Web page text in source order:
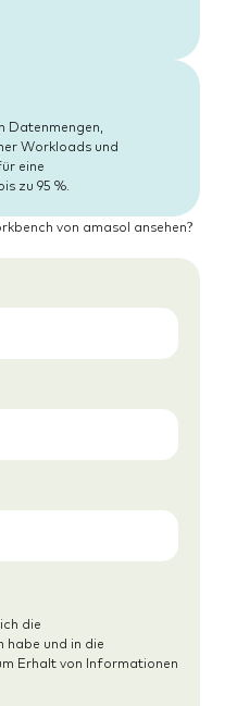
Datenmengen,
Workloads und
eine
zu 95 %.
von amasol ansehen?
die
habe und in die
Erhalt von Informationen